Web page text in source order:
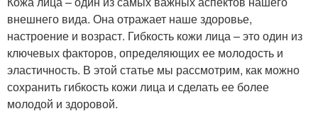
внешнего вида. Она отражает наше здоровье,
настроение и возраст. Гибкость кожи лица – это один из
ключевых факторов, определяющих ее молодость и
эластичность. В этой статье мы рассмотрим, как можно
сохранить гибкость кожи лица и сделать ее более
молодой и здоровой.